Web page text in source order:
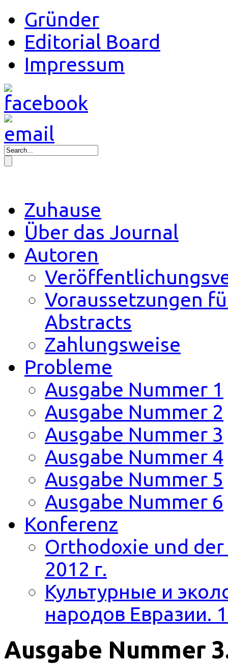
Gründer
Editorial Board
Impressum
Zuhause
Über das Journal
Autoren
Voraussetzungen
Abstracts
Zahlungsweise
Probleme
Ausgabe Nummer 1
Ausgabe Nummer 2
Ausgabe Nummer 3
Ausgabe Nummer 4
Ausgabe Nummer 5
Ausgabe Nummer 6
Konferenz
Orthodoxie und
2012 г.
Культурные и
народов Евразии.
Ausgabe Nummer